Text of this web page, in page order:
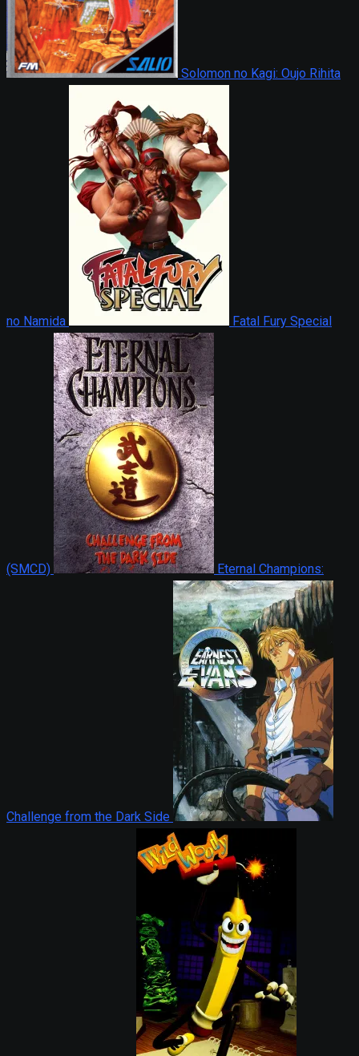
Solomon no Kagi: Oujo Rihita
no Namida Fatal Fury Special
(SMCD) Eternal Champions:
Challenge from the Dark Side